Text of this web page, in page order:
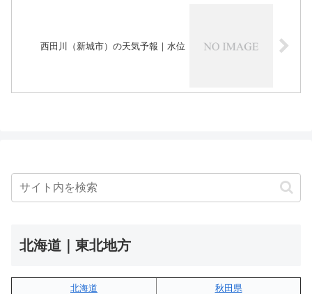
西田川（新城市）の天気予報｜水位
北海道｜東北地方
北海道
秋田県